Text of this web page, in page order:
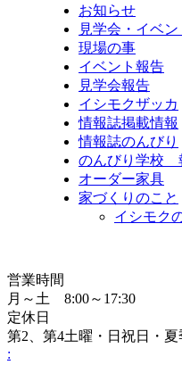
お知らせ
見学会・イベン
現場の事
イベント報告
見学会報告
イシモクザッカ
情報誌掲載情報
情報誌のんびり
のんびり学校
オーダー家具
家づくりのこと
イシモク
営業時間
月～土 8:00～17:30
定休日
第2、第4土曜・日祝日・
: